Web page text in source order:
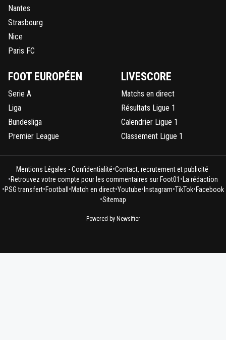
Nantes
Strasbourg
Nice
Paris FC
FOOT EUROPÉEN
Serie A
Liga
Bundesliga
Premier League
LIVESCORE
Matchs en direct
Résultats Ligue 1
Calendrier Ligue 1
Classement Ligue 1
Mentions Légales - Confidentialité•Contact, recrutement et publicité
•Retrouvez votre compte pour les commentaires sur Foot01 •La rédaction
•PSG transfert•Football •Match en direct•Youtube• Instagram•TikTok•Facebook
•Sitemap
Powered by Newsifier